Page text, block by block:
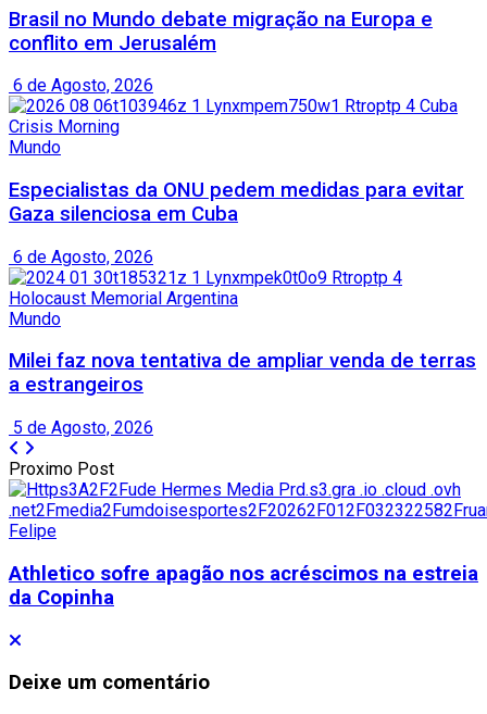
Brasil no Mundo debate migração na Europa e
conflito em Jerusalém
6 de Agosto, 2026
Mundo
Especialistas da ONU pedem medidas para evitar
Gaza silenciosa em Cuba
6 de Agosto, 2026
Mundo
Milei faz nova tentativa de ampliar venda de terras
a estrangeiros
5 de Agosto, 2026
Proximo Post
Athletico sofre apagão nos acréscimos na estreia
da Copinha
Deixe um comentário